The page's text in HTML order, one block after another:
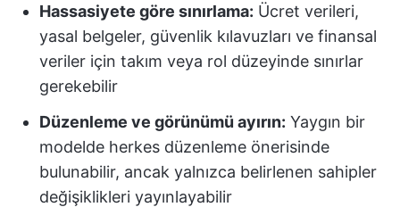
Hassasiyete göre sınırlama: Ücret verileri,
yasal belgeler, güvenlik kılavuzları ve finansal
veriler için takım veya rol düzeyinde sınırlar
gerekebilir
Düzenleme ve görünümü ayırın: Yaygın bir
modelde herkes düzenleme önerisinde
bulunabilir, ancak yalnızca belirlenen sahipler
değişiklikleri yayınlayabilir